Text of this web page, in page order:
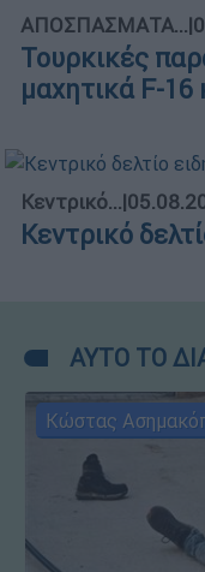
ΑΠΟΣΠΑΣΜΑΤΑ...|
Τουρκικές
μαχητικά F-16
Κεντρικό...|
Κεντρικό
ΑΥΤΟ ΤΟ
Κώστας